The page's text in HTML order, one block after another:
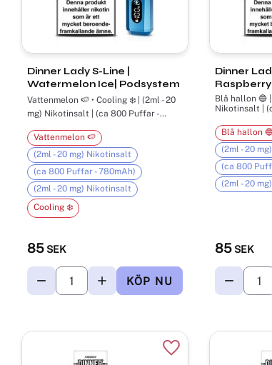
Dinner Lady S-Line |
Watermelon Ice| Podsystem
Vattenmelon 🍉 • Cooling ❄️ | (2ml - 20
mg) Nikotinsalt | (ca 800 Puffar -
85 SEK
Vattenmelon 🍉
(2ml - 20 mg) Nikotinsalt
(ca 800 Puffar - 780mAh)
(2ml - 20 mg) Nikotinsalt
Cooling ❄️
Dinner
Blå hallon 🔵
Nikotinsalt |
85SEK
Blå hallon
(2ml - 20
(ca 800
(2ml - 20
Lägg till i favoriter